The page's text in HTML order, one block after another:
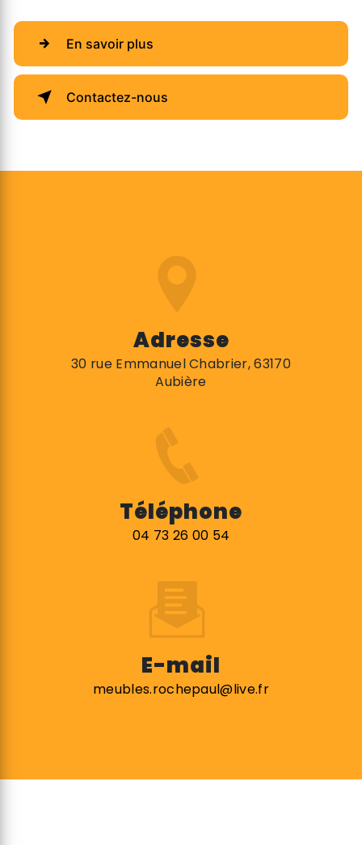
En savoir plus
Contactez-nous
Adresse
30 rue Emmanuel Chabrier, 63170
Aubière
Téléphone
04 73 26 00 54
E-mail
meubles.rochepaul@live.fr